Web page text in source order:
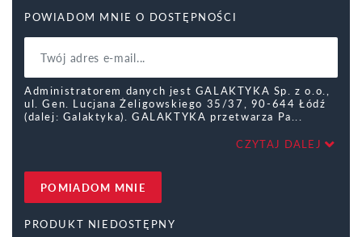
POWIADOM MNIE O DOSTĘPNOŚCI
Administratorem danych jest GALAKTYKA Sp. z o.o.,
ul. Gen. Lucjana Żeligowskiego 35/37, 90-644 Łódź
(dalej: Galaktyka). GALAKTYKA przetwarza Pa
CZYTAJ DALEJ
POMIADOM MNIE
PRODUKT NIEDOSTĘPNY